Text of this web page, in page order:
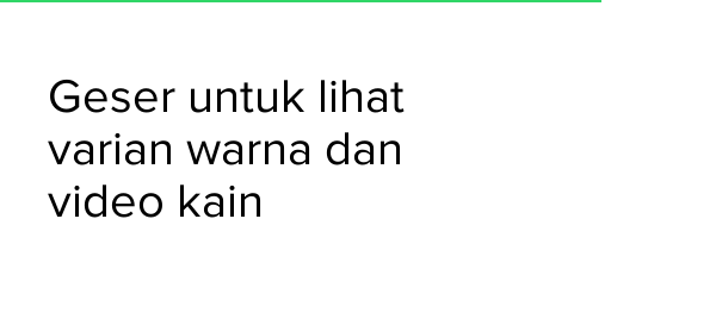
Geser untuk lihat
varian warna dan
video kain